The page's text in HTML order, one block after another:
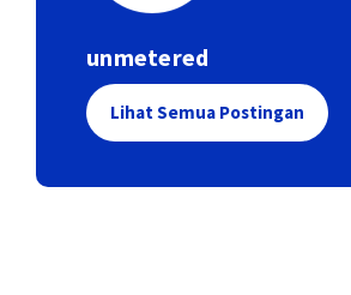
unmetered
Lihat Semua Postingan